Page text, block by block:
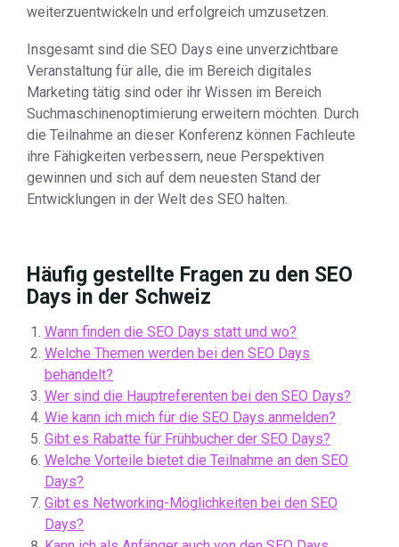
weiterzuentwickeln und erfolgreich umzusetzen.
Insgesamt sind die SEO Days eine unverzichtbare
Veranstaltung für alle, die im Bereich digitales
Marketing tätig sind oder ihr Wissen im Bereich
Suchmaschinenoptimierung erweitern möchten. Durch
die Teilnahme an dieser Konferenz können Fachleute
ihre Fähigkeiten verbessern, neue Perspektiven
gewinnen und sich auf dem neuesten Stand der
Entwicklungen in der Welt des SEO halten.
Häufig gestellte Fragen zu den SEO
Days in der Schweiz
Wann finden die SEO Days statt und wo?
Welche Themen werden bei den SEO Days
behandelt?
Wer sind die Hauptreferenten bei den SEO Days?
Wie kann ich mich für die SEO Days anmelden?
Gibt es Rabatte für Frühbucher der SEO Days?
Welche Vorteile bietet die Teilnahme an den SEO
Days?
Gibt es Networking-Möglichkeiten bei den SEO
Days?